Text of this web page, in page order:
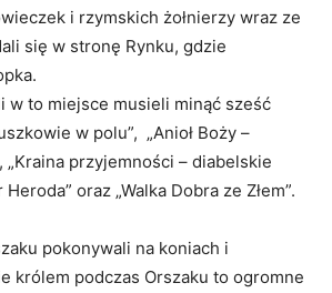
i rzymskich żołnierzy wraz ze
się w stronę Rynku, gdzie
w to miejsce musieli minąć sześć
w polu”, „Anioł Boży –
„Kraina przyjemności – diabelskie
oraz „Walka Dobra ze Złem”.
pokonywali na koniach i
królem podczas Orszaku to ogromne